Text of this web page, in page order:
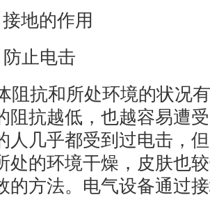
的作用
止电击
抗和所处环境的状况有
阻抗越低，也越容易遭
人几乎都受到过电击，
处的环境干燥，皮肤也
的方法。电气设备通过